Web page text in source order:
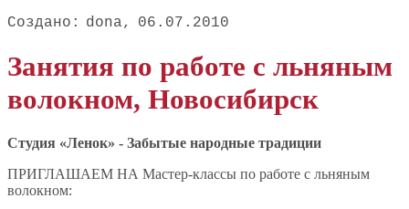
dona 06.07.2010
Занятия по работе с льняным
волокном, Новосибирск
Студия «Ленок» - Забытые народные традиции
ПРИГЛАШАЕМ НА Мастер-классы по работе с льняным
волокном: